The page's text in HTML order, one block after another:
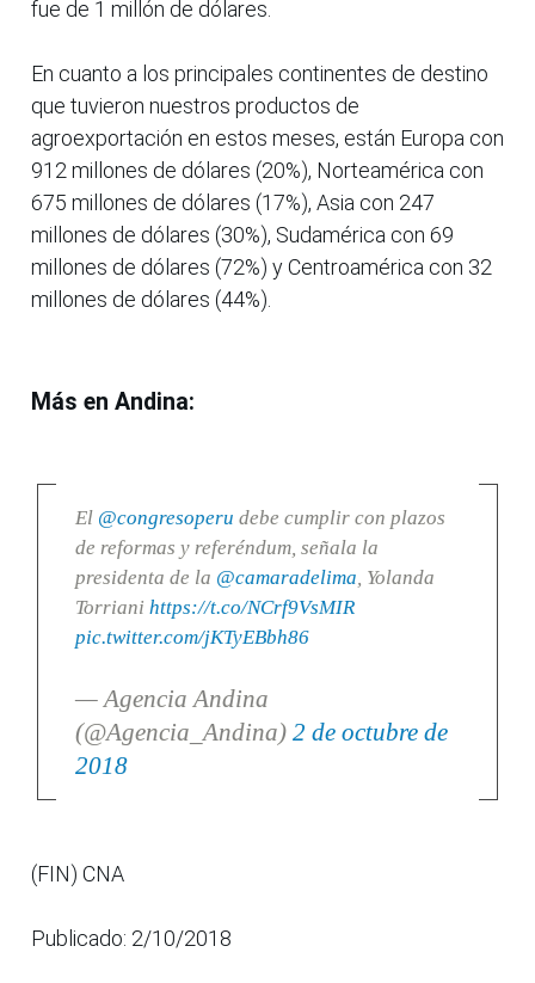
fue de 1 millón de dólares.
En cuanto a los principales continentes de destino
que tuvieron nuestros productos de
agroexportación en estos meses, están Europa con
912 millones de dólares (20%), Norteamérica con
675 millones de dólares (17%), Asia con 247
millones de dólares (30%), Sudamérica con 69
millones de dólares (72%) y Centroamérica con 32
millones de dólares (44%).
Más en Andina:
El @congresoperu debe cumplir con plazos
de reformas y referéndum, señala la
presidenta de la @camaradelima , Yolanda
Torriani https://t.co/NCrf9VsMIR
pic.twitter.com/jKTyEBbh86
— Agencia Andina
(@Agencia_Andina) 2 de octubre de
2018
(FIN) CNA
Publicado: 2/10/2018